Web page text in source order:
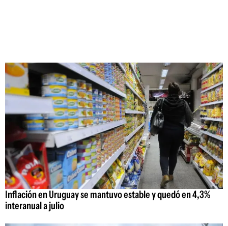
Inflación en Uruguay se mantuvo estable y quedó en 4,3%
interanual a julio